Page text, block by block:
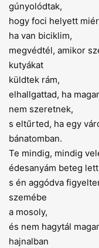
gúnyolódtak,
hogy foci helyett
ha van biciklim,
megvédtél, amikor
kutyákat
küldtek rám,
elhallgattad, ha
nem szeretnek,
s eltűrted, ha egy
bánatomban.
Te mindig, mindig
édesanyám beteg
s én aggódva
szemébe
a mosoly,
és nem hagytál
hajnalban